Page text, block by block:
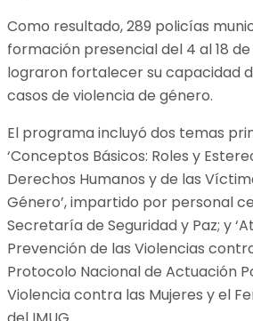
Como resultado, 289 policías
formación presencial del 4 al 18
lograron fortalecer su capacidad
casos de violencia de género.
El programa incluyó dos temas
‘Conceptos Básicos: Roles y
Derechos Humanos y de las
Género’, impartido por personal
Secretaría de Seguridad y Paz; y
Prevención de las Violencias
Protocolo Nacional de Actuación
Violencia contra las Mujeres y el